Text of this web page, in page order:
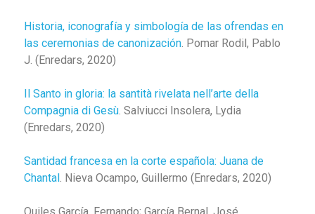
Historia, iconografía y simbología de las ofrendas en
las ceremonias de canonización. Pomar Rodil, Pablo
J. (Enredars, 2020)
Il Santo in gloria: la santità rivelata nell’arte della
Compagnia di Gesù. Salviucci Insolera, Lydia
(Enredars, 2020)
Santidad francesa en la corte española: Juana de
Chantal. Nieva Ocampo, Guillermo (Enredars, 2020)